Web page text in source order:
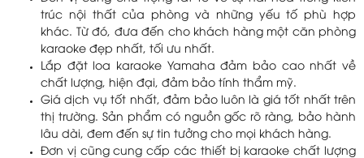
trúc nội thất của phòng và những yếu tố phù hợp
khác. Từ đó, đưa đến cho khách hàng một căn phòng
karaoke đẹp nhất, tối ưu nhất.
Lắp đặt loa karaoke Yamaha đảm bảo cao nhất về
chất lượng, hiện đại, đảm bảo tính thẩm mỹ.
Giá dịch vụ tốt nhất, đảm bảo luôn là giá tốt nhất trên
thị trường. Sản phẩm có nguồn gốc rõ ràng, bảo hành
lâu dài, đem đến sự tin tưởng cho mọi khách hàng.
Đơn vị cũng cung cấp các thiết bị karaoke chất lượng